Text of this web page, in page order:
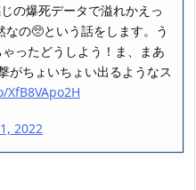
の爆死データで溢れかえっ
の🥺という話をします。う
ったどうしよう！ま、まあ
がちょいちょい出るようなス
2022